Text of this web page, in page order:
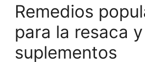
Remedios
para la resaca y
suplementos